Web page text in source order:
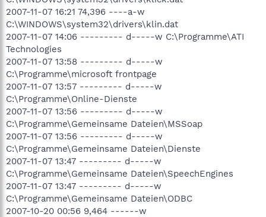
2007-11-07 16:21 74,396 ----a-w
C:\WINDOWS\system32\drivers\klin.dat
2007-11-07 14:06 --------- d-----w C:\Programme\ATI
Technologies
2007-11-07 13:58 --------- d-----w
C:\Programme\microsoft frontpage
2007-11-07 13:57 --------- d-----w
C:\Programme\Online-Dienste
2007-11-07 13:56 --------- d-----w
C:\Programme\Gemeinsame Dateien\MSSoap
2007-11-07 13:56 --------- d-----w
C:\Programme\Gemeinsame Dateien\Dienste
2007-11-07 13:47 --------- d-----w
C:\Programme\Gemeinsame Dateien\SpeechEngines
2007-11-07 13:47 --------- d-----w
C:\Programme\Gemeinsame Dateien\ODBC
2007-10-20 00:56 9,464 ------w